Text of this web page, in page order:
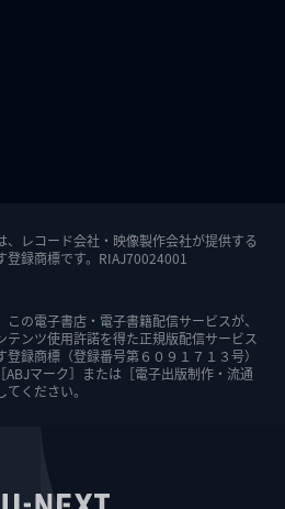
、レコード会社・映像製作会社が提供する
登録商標です。RIAJ70024001
この電子書店・電子書籍配信サービスが、
テンツ使用許諾を得た正規版配信サービス
登録商標（登録番号第６０９１７１３号）
ABJマーク］または［電子出版制作・流通
ください。